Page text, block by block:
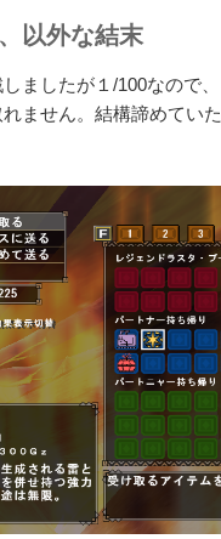
以外な結末
ましたが１/100なので
ません。結構諦めてい